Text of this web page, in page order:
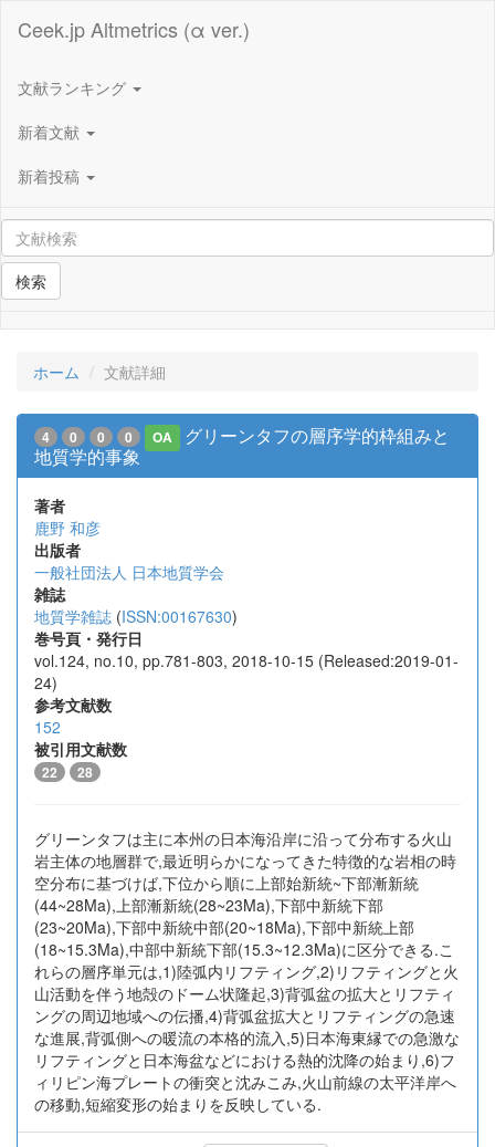
Ceek.jp Altmetrics (α ver.)
文献ランキング
新着文献
新着投稿
検索
ホーム 文献詳細
4 0 0 0 OA
グリーンタフの層序学的枠組みと
地質学的事象
著者
鹿野 和彦
出版者
一般社団法人 日本地質学会
雑誌
地質学雑誌 (ISSN:00167630)
巻号頁・発行日
vol.124, no.10, pp.781-803, 2018-10-15 (Released:2019-01-
24)
参考文献数
152
被引用文献数
22 28
グリーンタフは主に本州の日本海沿岸に沿って分布する火山
岩主体の地層群で,最近明らかになってきた特徴的な岩相の時
空分布に基づけば,下位から順に上部始新統~下部漸新統
(44~28Ma),上部漸新統(28~23Ma),下部中新統下部
(23~20Ma),下部中新統中部(20~18Ma),下部中新統上部
(18~15.3Ma),中部中新統下部(15.3~12.3Ma)に区分できる.こ
れらの層序単元は,1)陸弧内リフティング,2)リフティングと火
山活動を伴う地殻のドーム状隆起,3)背弧盆の拡大とリフティ
ングの周辺地域への伝播,4)背弧盆拡大とリフティングの急速
な進展,背弧側への暖流の本格的流入,5)日本海東縁での急激な
リフティングと日本海盆などにおける熱的沈降の始まり,6)フ
ィリピン海プレートの衝突と沈みこみ,火山前線の太平洋岸へ
の移動,短縮変形の始まりを反映している.